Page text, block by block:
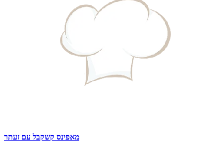
מאפינס קשקבל עם זעתר